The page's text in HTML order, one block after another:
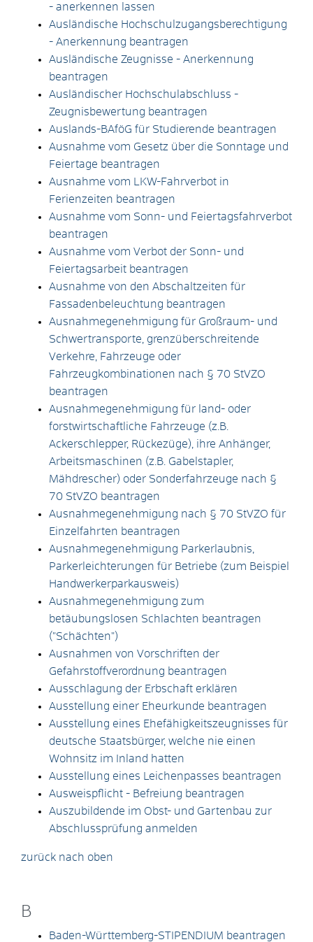
- anerkennen lassen
Ausländische Hochschulzugangsberechtigung
- Anerkennung beantragen
Ausländische Zeugnisse - Anerkennung
beantragen
Ausländischer Hochschulabschluss -
Zeugnisbewertung beantragen
Auslands-BAföG für Studierende beantragen
Ausnahme vom Gesetz über die Sonntage und
Feiertage beantragen
Ausnahme vom LKW-Fahrverbot in
Ferienzeiten beantragen
Ausnahme vom Sonn- und Feiertagsfahrverbot
beantragen
Ausnahme vom Verbot der Sonn- und
Feiertagsarbeit beantragen
Ausnahme von den Abschaltzeiten für
Fassadenbeleuchtung beantragen
Ausnahmegenehmigung für Großraum- und
Schwertransporte, grenzüberschreitende
Verkehre, Fahrzeuge oder
Fahrzeugkombinationen nach § 70 StVZO
beantragen
Ausnahmegenehmigung für land- oder
forstwirtschaftliche Fahrzeuge (z.B.
Ackerschlepper, Rückezüge), ihre Anhänger,
Arbeitsmaschinen (z.B. Gabelstapler,
Mähdrescher) oder Sonderfahrzeuge nach §
70 StVZO beantragen
Ausnahmegenehmigung nach § 70 StVZO für
Einzelfahrten beantragen
Ausnahmegenehmigung Parkerlaubnis,
Parkerleichterungen für Betriebe (zum Beispiel
Handwerkerparkausweis)
Ausnahmegenehmigung zum
betäubungslosen Schlachten beantragen
("Schächten")
Ausnahmen von Vorschriften der
Gefahrstoffverordnung beantragen
Ausschlagung der Erbschaft erklären
Ausstellung einer Eheurkunde beantragen
Ausstellung eines Ehefähigkeitszeugnisses für
deutsche Staatsbürger, welche nie einen
Wohnsitz im Inland hatten
Ausstellung eines Leichenpasses beantragen
Ausweispflicht - Befreiung beantragen
Auszubildende im Obst- und Gartenbau zur
Abschlussprüfung anmelden
zurück nach oben
B
Baden-Württemberg-STIPENDIUM beantragen